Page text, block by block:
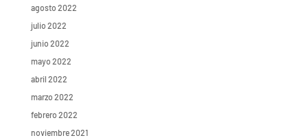
agosto 2022
julio 2022
junio 2022
mayo 2022
abril 2022
marzo 2022
febrero 2022
noviembre 2021